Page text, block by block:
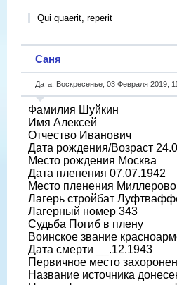
Qui quaerit, reperit
Саня
Дата: Воскресенье, 03 Февраля 2019,
Фамилия Шуйкин
Имя Алексей
Отчество Иванович
Дата рождения/Возраст
Место рождения Москва
Дата пленения 07.07.1942
Место пленения Миллерово
Лагерь стройбат
Лагерный номер 343
Судьба Погиб в плену
Воинское звание
Дата смерти __.12.1943
Первичное место
Название источника